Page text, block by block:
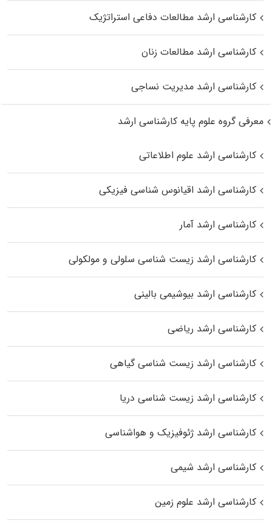
کارشناسی ارشد مطالعات دفاعی استراتژیک
کارشناسی ارشد مطالعات زنان
کارشناسی ارشد مدیریت نساجی
معرفی گروه علوم پایه کارشناسی ارشد
کارشناسی ارشد علوم اطلاعاتی
کارشناسی ارشد اقیانوس‌ شناسی فیزیکی
کارشناسی ارشد آمار
کارشناسی ارشد زیست شناسی سلولی و مولکولی
کارشناسی ارشد بیوشیمی بالینی
کارشناسی ارشد ریاضی
کارشناسی ارشد زیست‌ شناسی گیاهی
کارشناسی ارشد زیست‌ شناسی دریا
کارشناسی ارشد ژئوفیزیک و هواشناسی
کارشناسی ارشد شیمی
کارشناسی ارشد علوم زمین